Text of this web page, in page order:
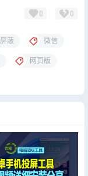
0 0
屏蔽 微信
网页版